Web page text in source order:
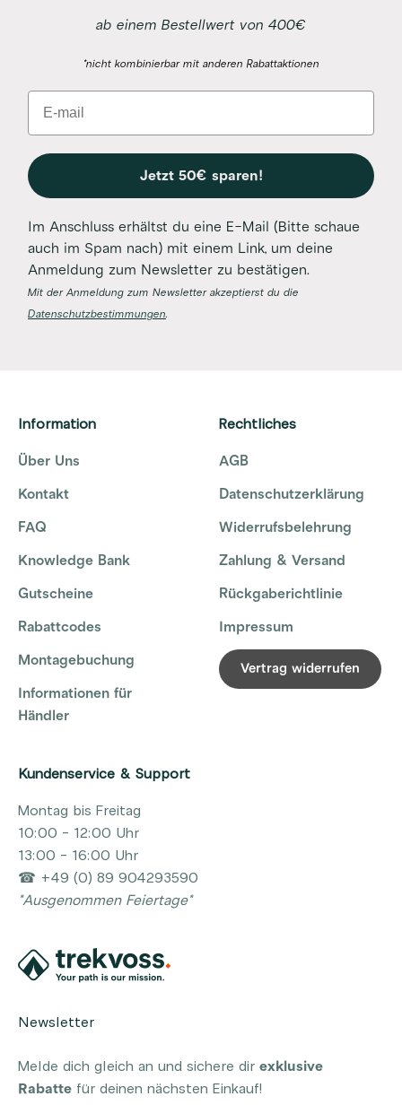
ab einem Bestellwert von 400€
*nicht kombinierbar mit anderen Rabattaktionen
Email
Jetzt 50€ sparen!
Im Anschluss erhältst du eine E-Mail (Bitte schaue
auch im Spam nach) mit einem Link, um deine
Anmeldung zum Newsletter zu bestätigen.
Mit der Anmeldung zum Newsletter akzeptierst du die
Datenschutzbestimmungen.
Information
Über Uns
Kontakt
FAQ
Knowledge Bank
Gutscheine
Rabattcodes
Montagebuchung
Informationen für
Händler
Rechtliches
AGB
Datenschutzerklärung
Widerrufsbelehrung
Zahlung & Versand
Rückgaberichtlinie
Impressum
Vertrag widerrufen
Kundenservice & Support
Montag bis Freitag
10:00 - 12:00 Uhr
13:00 - 16:00 Uhr
☎ +49 (0) 89 904293590
*Ausgenommen Feiertage*
Newsletter
Melde dich gleich an und sichere dir exklusive
Rabatte für deinen nächsten Einkauf!